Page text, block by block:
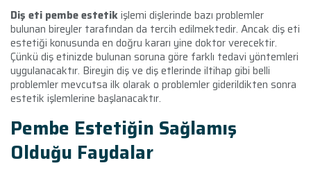
Diş eti pembe estetikişlemi dişlerinde bazı problemler
bulunan bireyler tarafından da tercih edilmektedir. Ancak diş eti
estetiği konusunda en doğru kararı yine doktor verecektir.
Çünkü diş etinizde bulunan soruna göre farklı tedavi yöntemleri
uygulanacaktır. Bireyin diş ve diş etlerinde iltihap gibi belli
problemler mevcutsa ilk olarak o problemler giderildikten sonra
estetik işlemlerine başlanacaktır.
Pembe Estetiğin Sağlamış
Olduğu Faydalar